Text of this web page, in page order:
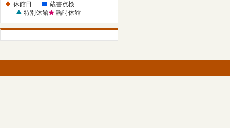
日
休館日
蔵書点検
特別休館
臨時休館